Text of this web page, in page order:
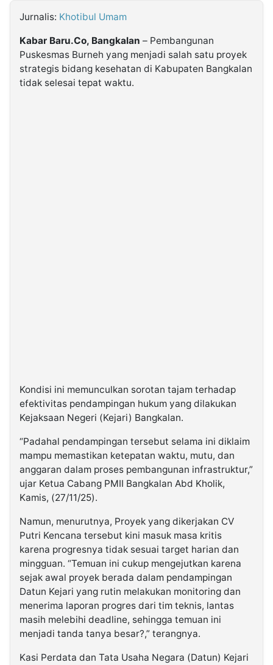
Kabarbaru.co
2026
Jurnalis: Khotibul Umam
Kabar Baru.Co, Bangkalan – Pembangunan
Puskesmas Burneh yang menjadi salah satu proyek
strategis bidang kesehatan di Kabupaten Bangkalan
tidak selesai tepat waktu.
Kondisi ini memunculkan sorotan tajam terhadap
efektivitas pendampingan hukum yang dilakukan
Kejaksaan Negeri (Kejari) Bangkalan.
“Padahal pendampingan tersebut selama ini diklaim
mampu memastikan ketepatan waktu, mutu, dan
anggaran dalam proses pembangunan infrastruktur,”
ujar Ketua Cabang PMII Bangkalan Abd Kholik,
Kamis, (27/11/25).
Namun, menurutnya, Proyek yang dikerjakan CV
Putri Kencana tersebut kini masuk masa kritis
karena progresnya tidak sesuai target harian dan
mingguan. “Temuan ini cukup mengejutkan karena
sejak awal proyek berada dalam pendampingan
Datun Kejari yang rutin melakukan monitoring dan
menerima laporan progres dari tim teknis, lantas
masih melebihi deadline, sehingga temuan ini
menjadi tanda tanya besar?,” terangnya.
Kasi Perdata dan Tata Usaha Negara (Datun) Kejari